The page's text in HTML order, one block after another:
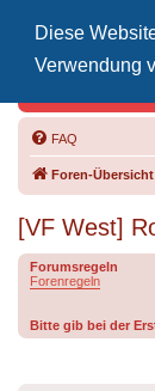
Diese
Verwendung
FAQ
Foren-Übersicht
[VF West]
Forumsregeln
Forenregeln
Bitte gib bei der